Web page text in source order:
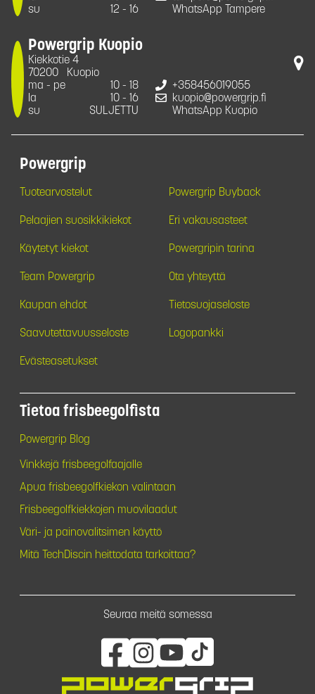
su
12 - 16
WhatsApp Tampere
Powergrip Kuopio
Kiekkotie 4
70200
Kuopio
ma - pe
10 - 18
la
10 - 16
su
SULJETTU
+358456019055
kuopio@powergrip.fi
WhatsApp Kuopio
Powergrip
Tuotearvostelut Powergrip Buyback
Pelaajien suosikkikiekot Eri vakausasteet
Käytetyt kiekot Powergripin tarina
Team Powergrip Ota yhteyttä
Kaupan ehdot Tietosuojaseloste
Saavutettavuusseloste Logopankki
Evästeasetukset
Tietoa frisbeegolfista
Powergrip Blog
Vinkkejä frisbeegolfaajalle
Apua frisbeegolfkiekon valintaan
Frisbeegolfkiekkojen muovilaadut
Väri- ja painovalitsimen käyttö
Mitä TechDiscin heittodata tarkoittaa?
Seuraa meitä somessa